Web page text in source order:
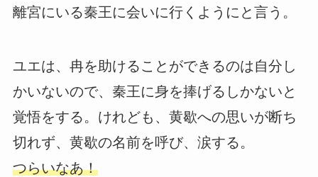
離宮にいる秦王に会いに行くようにと言う。
ユエは、冉を助けることができるのは自分し
かいないので、秦王に身を捧げるしかないと
覚悟をする。けれども、黄歇への思いが断ち
切れず、黄歇の名前を呼び、涙する。
つらいなあ！